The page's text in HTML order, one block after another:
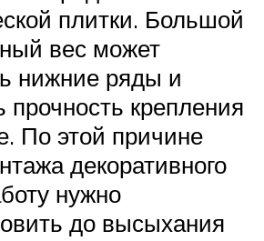
плитки. Большой
вес может
нижние ряды и
прочность крепления
По этой причине
декоративного
нужно
до высыхания